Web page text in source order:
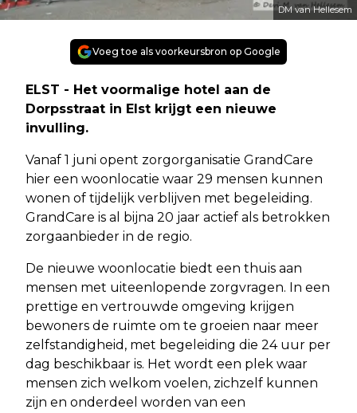
DM van Hellesem
Voeg toe als voorkeursbron op Google
ELST - Het voormalige hotel aan de
Dorpsstraat in Elst krijgt een nieuwe
invulling.
Vanaf 1 juni opent zorgorganisatie GrandCare
hier een woonlocatie waar 29 mensen kunnen
wonen of tijdelijk verblijven met begeleiding.
GrandCare is al bijna 20 jaar actief als betrokken
zorgaanbieder in de regio.
De nieuwe woonlocatie biedt een thuis aan
mensen met uiteenlopende zorgvragen. In een
prettige en vertrouwde omgeving krijgen
bewoners de ruimte om te groeien naar meer
zelfstandigheid, met begeleiding die 24 uur per
dag beschikbaar is. Het wordt een plek waar
mensen zich welkom voelen, zichzelf kunnen
zijn en onderdeel worden van een